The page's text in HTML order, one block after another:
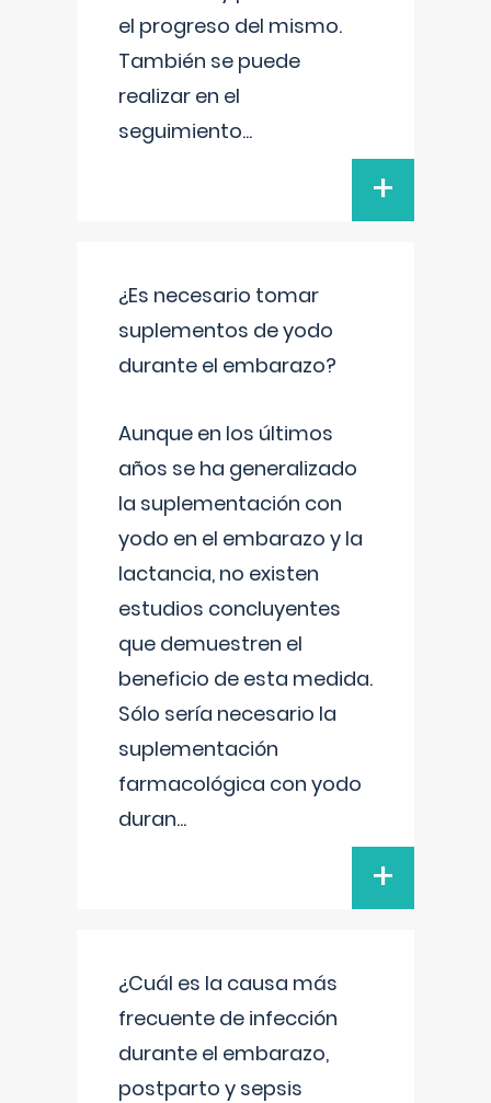
el progreso del mismo.
También se puede
realizar en el
seguimiento...
+
¿Es necesario tomar
suplementos de yodo
durante el embarazo?
Aunque en los últimos
años se ha generalizado
la suplementación con
yodo en el embarazo y la
lactancia, no existen
estudios concluyentes
que demuestren el
beneficio de esta medida.
Sólo sería necesario la
suplementación
farmacológica con yodo
duran...
+
¿Cuál es la causa más
frecuente de infección
durante el embarazo,
postparto y sepsis